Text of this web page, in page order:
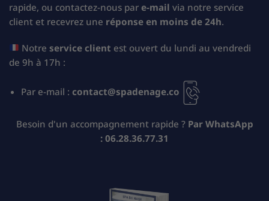
rapide, ou contactez-nous par e-mail via notre service
client et recevrez une réponse en moins de 24h.
Notreservice client est ouvert du lundi au vendredi
de 9h à 17h :
Par e-mail : contact@spadenage.co
Besoin d'un accompagnement rapide ? Par WhatsApp
: 06.28.36.77.31